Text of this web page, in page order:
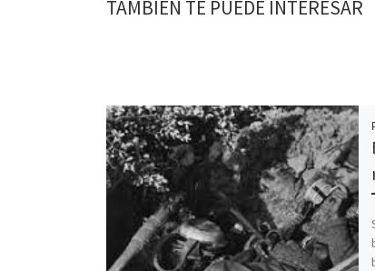
TAMBIÉN TE PUEDE INTERESAR